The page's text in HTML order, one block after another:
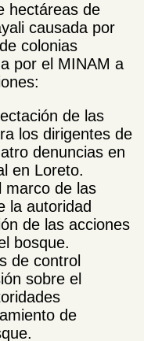
hectáreas de
causada por
colonias
por el MINAM a
de las
los dirigentes de
denuncias en
en Loreto.
marco de las
la autoridad
de las acciones
bosque.
de control
sobre el
de